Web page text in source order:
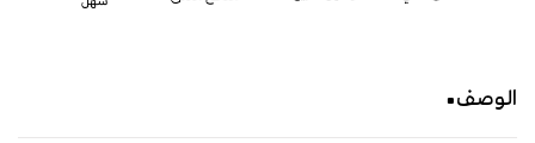
الوصف